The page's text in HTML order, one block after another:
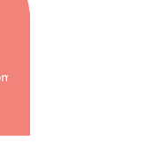
pour les centres